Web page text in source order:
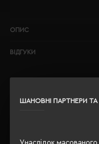
ШАНОВНІ ПАРТНЕРИ ТА
ОПИС
ВІДГУКИ
РЕКОМЕНДУЄМО